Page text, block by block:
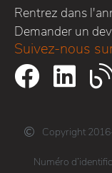
Rentrez dans
Demander un
Suivez-nous
Copyright
Numéro